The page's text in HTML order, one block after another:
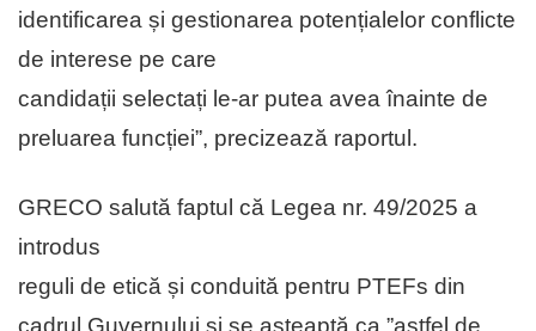
identificarea și gestionarea potențialelor conflicte
de interese pe care
candidații selectați le-ar putea avea înainte de
preluarea funcției”, precizează raportul.
GRECO salută faptul că Legea nr. 49/2025 a
introdus
reguli de etică și conduită pentru PTEFs din
cadrul Guvernului și se așteaptă ca ”astfel de